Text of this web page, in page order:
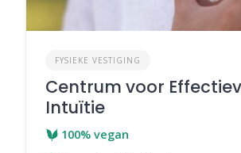
FYSIEKE VESTIGING
Centrum voor
Intuïtie
100% vegan